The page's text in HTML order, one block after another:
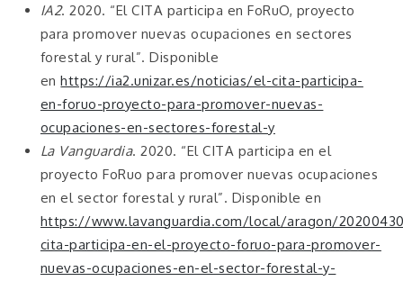
IA2. 2020. “El CITA participa en FoRuO, proyecto
para promover nuevas ocupaciones en sectores
forestal y rural”. Disponible
enhttps://ia2.unizar.es/noticias/el-cita-participa-
en-foruo-proyecto-para-promover-nuevas-
ocupaciones-en-sectores-forestal-y
La Vanguardia. 2020. “El CITA participa en el
proyecto FoRuo para promover nuevas ocupaciones
en el sector forestal y rural”. Disponible en
https://www.lavanguardia.com/local/aragon/
cita-participa-en-el-proyecto-foruo-para-promover-
nuevas-ocupaciones-en-el-sector-forestal-y-